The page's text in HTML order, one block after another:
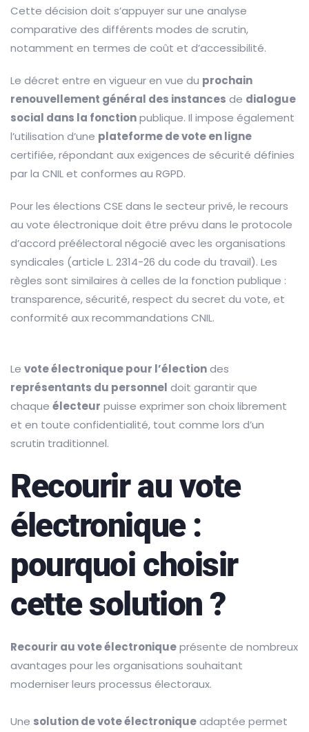
Cette décision doit s’appuyer sur une analyse
comparative des différents modes de scrutin,
notamment en termes de coût et d’accessibilité.
Le décret entre en vigueur en vue du prochain
renouvellement général des instances de dialogue
social dans la fonctionpublique. Il impose également
l’utilisation d’une plateforme de vote en ligne
certifiée, répondant aux exigences de sécurité définies
par la CNIL et conformes au RGPD.
Pour les élections CSE dans le secteur privé, le recours
au vote électronique doit être prévu dans le protocole
d’accord préélectoral négocié avec les organisations
syndicales (article L. 2314-26 du code du travail). Les
règles sont similaires à celles de la fonction publique :
transparence, sécurité, respect du secret du vote, et
conformité aux recommandations CNIL.
Le vote électronique pour l’électiondes
représentants du personnel doit garantir que
chaque électeur puisse exprimer son choix librement
et en toute confidentialité, tout comme lors d’un
scrutin traditionnel.
Recourir au vote
électronique :
pourquoi choisir
cette solution ?
Recourir au vote électroniqueprésente de nombreux
avantages pour les organisations souhaitant
moderniser leurs processus électoraux.
Une solution de vote électroniqueadaptée permet